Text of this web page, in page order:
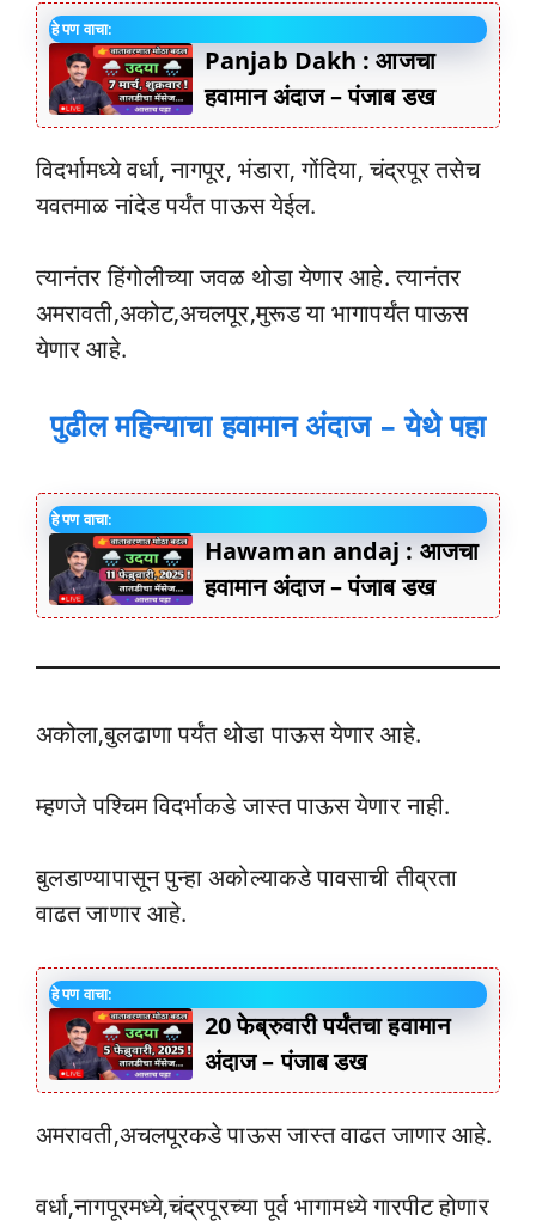
हे पण वाचा:
Panjab Dakh : आजचा
हवामान अंदाज – पंजाब डख
विदर्भामध्ये वर्धा, नागपूर, भंडारा, गोंदिया, चंद्रपूर तसेच
यवतमाळ नांदेड पर्यंत पाऊस येईल.
त्यानंतर हिंगोलीच्या जवळ थोडा येणार आहे. त्यानंतर
अमरावती,अकोट,अचलपूर,मुरूड या भागापर्यंत पाऊस
येणार आहे.
पुढील महिन्याचा हवामान अंदाज – येथे पहा
हे पण वाचा:
Hawaman andaj : आजचा
हवामान अंदाज – पंजाब डख
अकोला,बुलढाणा पर्यंत थोडा पाऊस येणार आहे.
म्हणजे पश्चिम विदर्भाकडे जास्त पाऊस येणार नाही.
बुलडाण्यापासून पुन्हा अकोल्याकडे पावसाची तीव्रता
वाढत जाणार आहे.
हे पण वाचा:
20 फेब्रुवारी पर्यंतचा हवामान
अंदाज – पंजाब डख
अमरावती,अचलपूरकडे पाऊस जास्त वाढत जाणार आहे.
वर्धा,नागपूरमध्ये,चंद्रपूरच्या पूर्व भागामध्ये गारपीट होणार